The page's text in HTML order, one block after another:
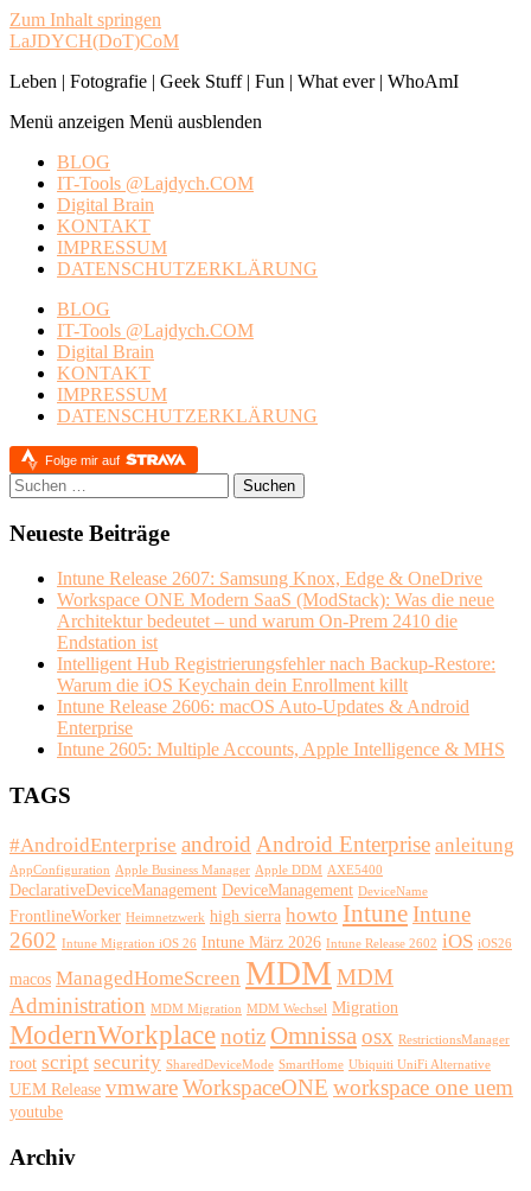
Zum Inhalt springen
LaJDYCH(DoT)CoM
Leben | Fotografie | Geek Stuff | Fun | What ever | WhoAmI
Menü anzeigen Menü ausblenden
BLOG
IT-Tools @Lajdych.COM
Digital Brain
KONTAKT
IMPRESSUM
DATENSCHUTZERKLÄRUNG
BLOG
IT-Tools @Lajdych.COM
Digital Brain
KONTAKT
IMPRESSUM
DATENSCHUTZERKLÄRUNG
Folge mir auf
Suchen
nach:
Neueste Beiträge
Intune Release 2607: Samsung Knox, Edge & OneDrive
Workspace ONE Modern SaaS (ModStack): Was die neue
Architektur bedeutet – und warum On-Prem 2410 die
Endstation ist
Intelligent Hub Registrierungsfehler nach Backup-Restore:
Warum die iOS Keychain dein Enrollment killt
Intune Release 2606: macOS Auto-Updates & Android
Enterprise
Intune 2605: Multiple Accounts, Apple Intelligence & MHS
TAGS
#AndroidEnterprise android Android Enterprise anleitung
AppConfiguration Apple Business Manager Apple DDM AXE5400
DeclarativeDeviceManagement DeviceManagement DeviceName
FrontlineWorker Heimnetzwerk high sierra howto IntuneIntune
2602 Intune Migration iOS 26 Intune März 2026 Intune Release 2602 iOS iOS26
macos ManagedHomeScreen MDM MDM
Administration MDM Migration MDM Wechsel Migration
ModernWorkplacenotiz Omnissa osx RestrictionsManager
root script security SharedDeviceMode SmartHome Ubiquiti UniFi Alternative
UEM Release vmwareWorkspaceONE workspace one uem
youtube
Archiv